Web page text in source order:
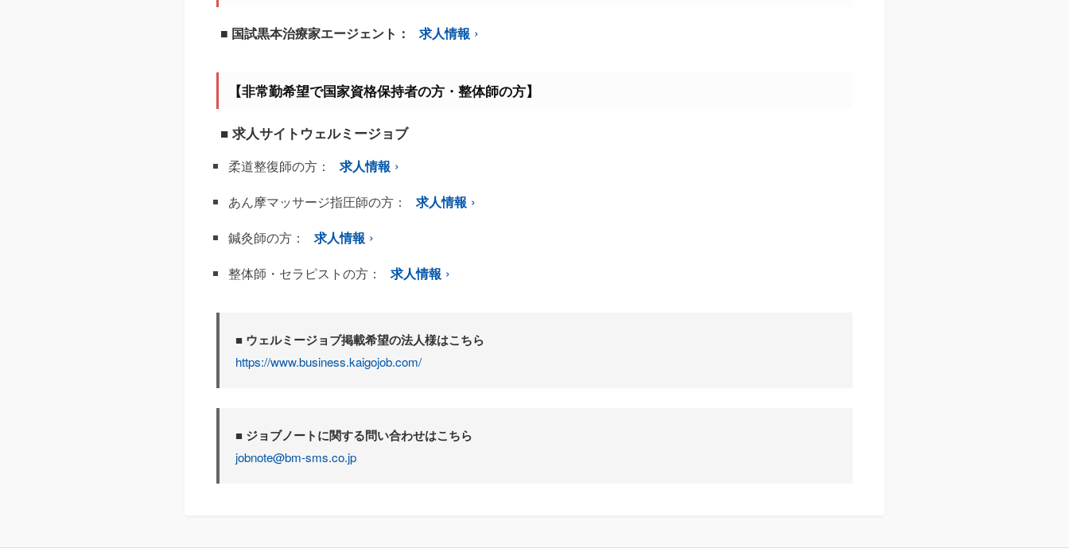
■ 国試黒本治療家エージェント： 求人情報
【非常勤希望で国家資格保持者の方・整体師の方】
■ 求人サイトウェルミージョブ
柔道整復師の方：
求人情報
あん摩マッサージ指圧師の方：
求人情報
鍼灸師の方：
求人情報
整体師・セラピストの方：
求人情報
■ ウェルミージョブ掲載希望の法人様はこちら
https://www.business.kaigojob.com/
■ ジョブノートに関する問い合わせはこちら
jobnote@bm-sms.co.jp